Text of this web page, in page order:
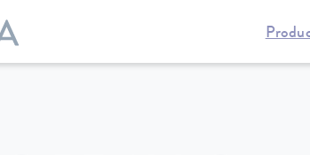
de termorregulación Termostatos